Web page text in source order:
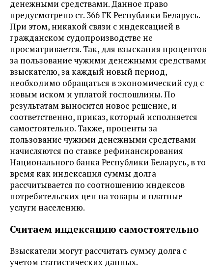
денежными средствами. Данное право
предусмотрено ст. 366 ГК Республики Беларусь.
При этом, никакой связи с индексацией в
гражданском судопроизводстве не
просматривается. Так, для взыскания процентов
за пользование чужими денежными средствами
взыскателю, за каждый новый период,
необходимо обращаться в экономический суд с
новым иском и уплатой госпошлины. По
результатам выносится новое решение, и
соответственно, приказ, который исполняется
самостоятельно. Также, проценты за
пользование чужими денежными средствами
начисляются по ставке рефинансирования
Национального банка Республики Беларусь, в то
время как индексация суммы долга
рассчитывается по соотношению индексов
потребительских цен на товары и платные
услуги населению.
Считаем индексацию самостоятельно
Взыскатели могут рассчитать сумму долга с
учетом статистических данных.